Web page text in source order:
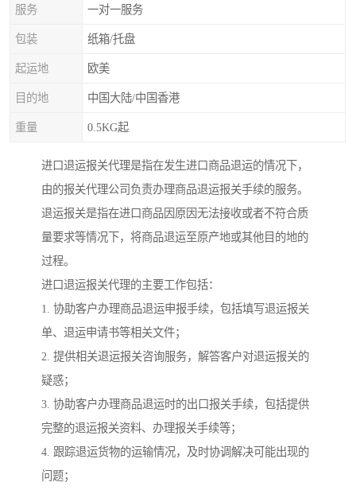
服务 一对一服务
包装 纸箱/托盘
起运地 欧美
目的地 中国大陆/中国香港
重量 0.5KG起
进口退运报关代理是指在发生进口商品退运的情况下，
由的报关代理公司负责办理商品退运报关手续的服务。
退运报关是指在进口商品因原因无法接收或者不符合质
量要求等情况下，将商品退运至原产地或其他目的地的
过程。
进口退运报关代理的主要工作包括：
1. 协助客户办理商品退运申报手续，包括填写退运报关
单、退运申请书等相关文件；
2. 提供相关退运报关咨询服务，解答客户对退运报关的
疑惑；
3. 协助客户办理商品退运时的出口报关手续，包括提供
完整的退运报关资料、办理报关手续等；
4. 跟踪退运货物的运输情况，及时协调解决可能出现的
问题；